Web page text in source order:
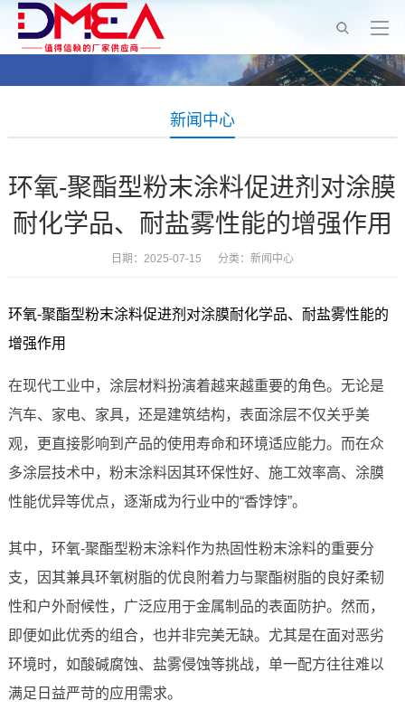
新闻中心
环氧-聚酯型粉末涂料促进剂对涂膜
耐化学品、耐盐雾性能的增强作用
日期：2025-07-15 分类： 新闻中心
环氧-聚酯型粉末涂料促进剂对涂膜耐化学品、耐盐雾性能的
增强作用
在现代工业中，涂层材料扮演着越来越重要的角色。无论是
汽车、家电、家具，还是建筑结构，表面涂层不仅关乎美
观，更直接影响到产品的使用寿命和环境适应能力。而在众
多涂层技术中，粉末涂料因其环保性好、施工效率高、涂膜
性能优异等优点，逐渐成为行业中的“香饽饽”。
其中，环氧-聚酯型粉末涂料作为热固性粉末涂料的重要分
支，因其兼具环氧树脂的优良附着力与聚酯树脂的良好柔韧
性和户外耐候性，广泛应用于金属制品的表面防护。然而，
即便如此优秀的组合，也并非完美无缺。尤其是在面对恶劣
环境时，如酸碱腐蚀、盐雾侵蚀等挑战，单一配方往往难以
满足日益严苛的应用需求。